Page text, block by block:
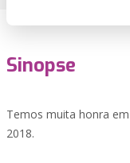
Sinopse
Temos muita honra
2018.